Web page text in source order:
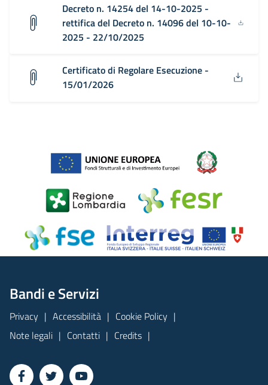
Decreto n. 14254 del 14-10-2025 -
rettifica del Decreto n. 14096 del 10-10-
2025 - 22/10/2025
Certificato di Regolare Esecuzione -
15/01/2026
Bandi e Servizi
Privacy Accessibilità
Cookie Policy
Note legali
Contatti Credits